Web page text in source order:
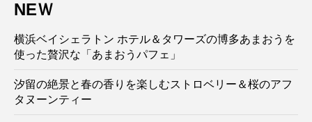
NEＷ
横浜ベイシェラトン ホテル＆タワーズの博多あまおうを
使った贅沢な「あまおうパフェ」
汐留の絶景と春の香りを楽しむストロベリー＆桜のアフ
タヌーンティー